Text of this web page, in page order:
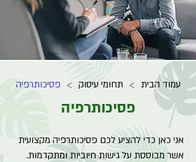
עמוד הבית > תחומי עיסוק > פסיכותרפיה
פסיכותרפיה
אני כאן כדי להציע לכם פסיכותרפיה מקצועית
אשר מבוססת על גישות חיוביות ומתקדמות.